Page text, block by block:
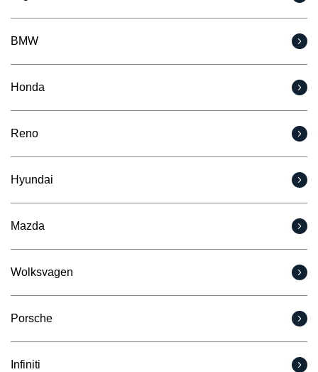
BMW
Honda
Reno
Hyundai
Mazda
Wolksvagen
Porsche
Infiniti